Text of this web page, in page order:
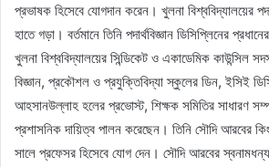
প্রভাষক হিসেবে যোগদান করেন। খুলনা বিশ্ববিদ্যালয়ের
হাতে গড়া। বর্তমানে তিনি পদার্থবিজ্ঞান ডিসিপ্লিনের
খুলনা বিশ্ববিদ্যালয়ের সিন্ডিকেট ও একাডেমিক কাউন্সিল
বিজ্ঞান, প্রকৌশল ও প্রযুক্তিবিদ্যা স্কুলের ডিন, ইসিই
আহসানউল্লাহ হলের প্রভোস্ট, শিক্ষক সমিতির সাধারণ
প্রশাসনিক দায়িত্ব পালন করেছেন। তিনি সৌদি আরবের
সালে প্রফেসর হিসেবে যোগ দেন। সৌদি আরবের